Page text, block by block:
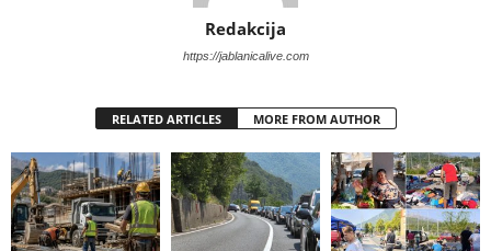
Redakcija
https://jablanicalive.com
RELATED ARTICLES MORE FROM AUTHOR